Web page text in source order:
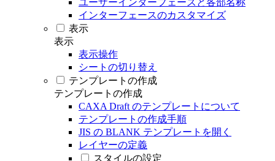
ユーザーインターフェースと各部名称
インターフェースのカスタマイズ
表示
表示
表示操作
シートの切り替え
テンプレートの作成
テンプレートの作成
CAXA Draft のテンプレートについて
テンプレートの作成手順
JIS の BLANK テンプレートを開く
レイヤーの定義
スタイルの設定